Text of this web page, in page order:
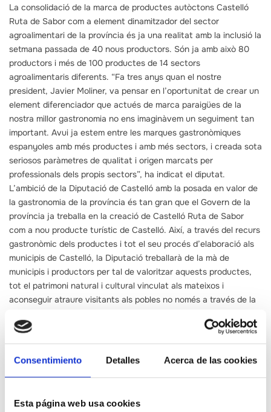
Consentimiento Detalles Acerca de las cookies
Esta página web usa cookies
La consolidació de la marca de productes autòctons Castelló
Ruta de Sabor com a element dinamitzador del sector
agroalimentari de la província és ja una realitat amb la inclusió la
setmana passada de 40 nous productors. Són ja amb això 80
productors i més de 100 productes de 14 sectors
agroalimentaris diferents. “Fa tres anys quan el nostre
president, Javier Moliner, va pensar en l’oportunitat de crear un
element diferenciador que actués de marca paraigües de la
nostra millor gastronomia no ens imaginàvem un seguiment tan
important. Avui ja estem entre les marques gastronòmiques
espanyoles amb més productes i amb més sectors, i creada sota
seriosos paràmetres de qualitat i origen marcats per
professionals dels propis sectors”, ha indicat el diputat.
L’ambició de la Diputació de Castelló amb la posada en valor de
la gastronomia de la província és tan gran que el Govern de la
província ja treballa en la creació de Castelló Ruta de Sabor
com a nou producte turístic de Castelló. Així, a través del recurs
gastronòmic dels productes i tot el seu procés d’elaboració als
municipis de Castelló, la Diputació treballarà de la mà de
municipis i productors per tal de valoritzar aquests productes,
tot el patrimoni natural i cultural vinculat als mateixos i
aconseguir atraure visitants als pobles no només a través de la
incorporar tot un seguit d’experiències turístiques amb més
oferta complementària que permetin al visitant conèixer els
pobles de Castelló a través de la tradició gastronòmica.